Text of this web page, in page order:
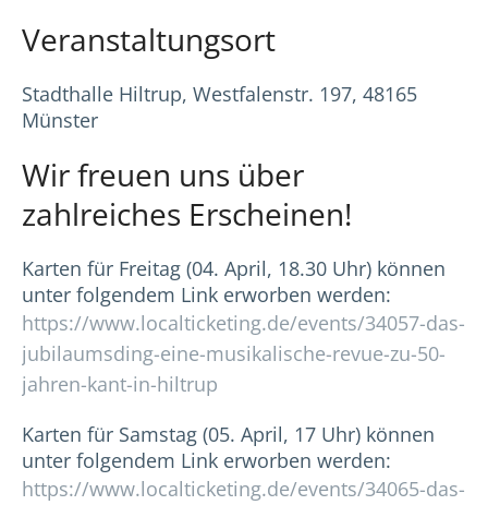
Veranstaltungsort
Stadthalle Hiltrup, Westfalenstr. 197, 48165
Münster
Wir freuen uns über
zahlreiches Erscheinen!
Karten für Freitag (04. April, 18.30 Uhr) können
unter folgendem Link erworben werden:
https://www.localticketing.de/events/34057-das-
jubilaumsding-eine-musikalische-revue-zu-50-
jahren-kant-in-hiltrup
Karten für Samstag (05. April, 17 Uhr) können
unter folgendem Link erworben werden:
https://www.localticketing.de/events/34065-das-